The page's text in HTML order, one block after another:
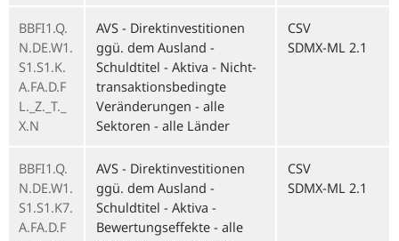
BBFI1.Q.
N.DE.W1.
S1.S1.K.
A.FA.D.F
L._Z._T._
X.N
AVS - Direktinvestitionen
ggü. dem Ausland -
Schuldtitel - Aktiva - Nicht-
transaktionsbedingte
Veränderungen - alle
Sektoren - alle Länder
CSV
SDMX-ML 2.1
BBFI1.Q.
N.DE.W1.
S1.S1.K7.
A.FA.D.F
AVS - Direktinvestitionen
ggü. dem Ausland -
Schuldtitel - Aktiva -
Bewertungseffekte - alle
CSV
SDMX-ML 2.1